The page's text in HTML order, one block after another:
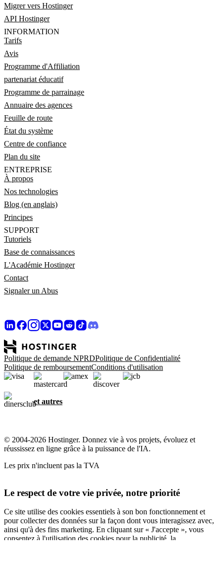
Migrer vers Hostinger
API Hostinger
INFORMATION
Tarifs
Avis
Programme d'Affiliation
partenariat éducatif
Programme de parrainage
Annuaire des agences
Feuille de route
État du système
Centre de confiance
Plan du site
ENTREPRISE
À propos
Nos technologies
Blog (en anglais)
Principes
SUPPORT
Tutoriels
Base de connaissances
L'Académie Hostinger
Contact
Signaler un Abus
Politique de demande NPRDPolitique de Confidentialité
Politique de remboursementConditions d'utilisation
et autres
© 2004-2026 Hostinger. Donnez vie à vos projets, évoluez et
réussissez en ligne grâce à la puissance de l'IA.
Les prix n'incluent pas la TVA
Le respect de votre vie privée, notre priorité
Ce site utilise des cookies essentiels à son bon fonctionnement et
pour collecter des données sur la façon dont vous interagissez avec,
ainsi qu'à des fins marketing. En cliquant sur « J'accepte », vous
consentez à l'utilisation des cookies pour la publicité, la